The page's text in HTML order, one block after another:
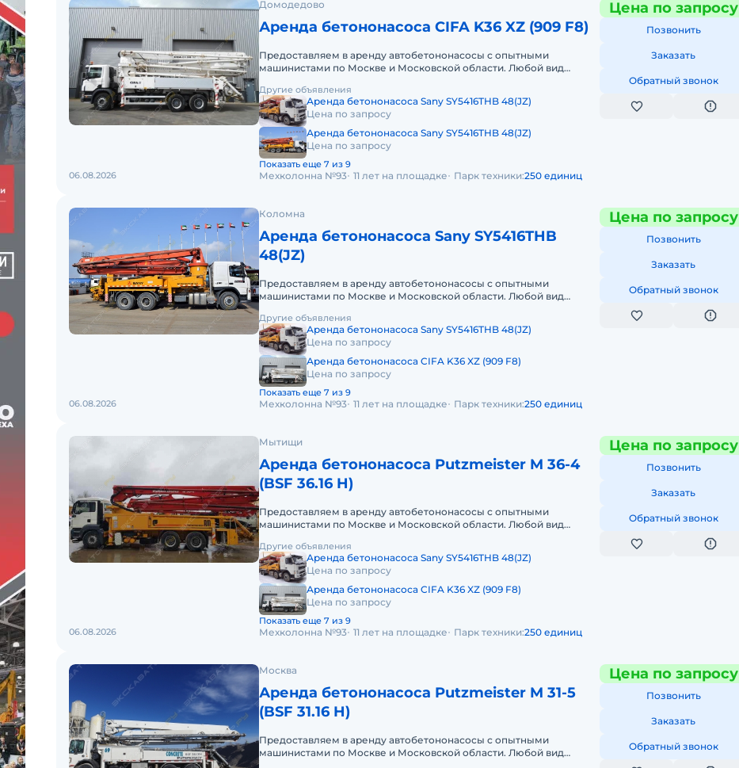
Домодедово
Аренда бетононасоса CIFA K36 XZ (909 F8)
Предоставляем в аренду автобетононасосы с опытными
машинистами по Москве и Московской области. Любой вид
Другие объявления
Аренда бетононасоса Sany SY5416THB 48(JZ)
Цена по запросу
Аренда бетононасоса Sany SY5416THB 48(JZ)
Цена по запросу
Показать еще 7 из 9
Цена по запросу
Позвонить
Заказать
Обратный звонок
06.08.2026 Мехколонна №93 11 лет на площадке Парк техники:250 единиц
Коломна
Аренда бетононасоса Sany SY5416THB
48(JZ)
Предоставляем в аренду автобетононасосы с опытными
машинистами по Москве и Московской области. Любой вид
Другие объявления
Аренда бетононасоса Sany SY5416THB 48(JZ)
Цена по запросу
Аренда бетононасоса CIFA K36 XZ (909 F8)
Цена по запросу
Показать еще 7 из 9
Цена по запросу
Позвонить
Заказать
Обратный звонок
06.08.2026 Мехколонна №93 11 лет на площадке Парк техники:250 единиц
Мытищи
Аренда бетононасоса Putzmeister M 36-4
(BSF 36.16 H)
Предоставляем в аренду автобетононасосы с опытными
машинистами по Москве и Московской области. Любой вид
Другие объявления
Аренда бетононасоса Sany SY5416THB 48(JZ)
Цена по запросу
Аренда бетононасоса CIFA K36 XZ (909 F8)
Цена по запросу
Показать еще 7 из 9
Цена по запросу
Позвонить
Заказать
Обратный звонок
06.08.2026 Мехколонна №93 11 лет на площадке Парк техники:250 единиц
Москва
Аренда бетононасоса Putzmeister M 31-5
(BSF 31.16 H)
Предоставляем в аренду автобетононасосы с опытными
машинистами по Москве и Московской области. Любой вид
Цена по запросу
Позвонить
Заказать
Обратный звонок